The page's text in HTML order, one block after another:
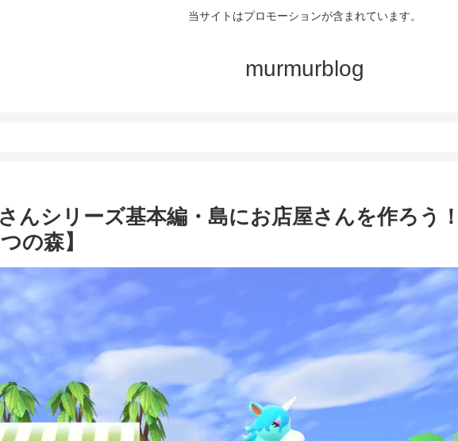
当サイトはプロモーションが含まれています。
murmurblog
んシリーズ基本編・島にお店屋さんを作ろう！
の森】